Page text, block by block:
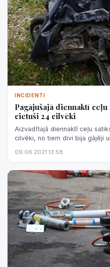
INCIDENTI
Pagājušajā diennaktī
cietuši 24 cilvēki
Aizvadītajā diennaktī ceļu
cilvēki, no tiem divi bija gājēji
09.06.2021 13:58